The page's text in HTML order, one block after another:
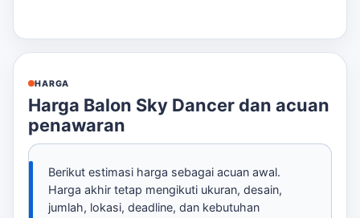
HARGA
Harga Balon Sky Dancer dan acuan
penawaran
Berikut estimasi harga sebagai acuan awal.
Harga akhir tetap mengikuti ukuran, desain,
jumlah, lokasi, deadline, dan kebutuhan